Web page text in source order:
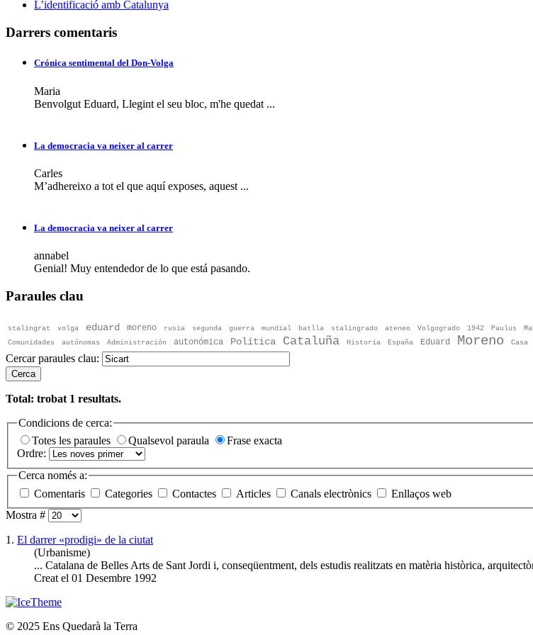
L’identificació amb Catalunya
Darrers comentaris
Crónica sentimental del Don-Volga
Maria
Benvolgut Eduard, Llegint el seu bloc, m'he quedat ...
La democracia va neixer al carrer
Carles
M’adhereixo a tot el que aquí exposes, aquest ...
La democracia va neixer al carrer
annabel
Genial! Muy entendedor de lo que está pasando.
Paraules clau
stalingrat volga eduard moreno rusia segunda guerra mundial batlla stalingrado ateneo Volgogrado 1942 Paulus
Comunidades
autónomas Administración autonómica Política Cataluña Historia España Eduard Moreno Casa
Cercar paraules clau:
Cerca
Total: trobat 1 resultats.
Condicions de cerca:
Totes les paraules
Qualsevol paraula
Frase exacta
Ordre:
Cerca només a:
Comentaris
Categories Contactes Articles Canals electrònics
Enllaços web
Mostra #
1. El darrer «prodigi» de la ciutat
(Urbanisme)
... Catalana de Belles Arts de Sant Jordi i, conseqüentment, dels estudis realitzats en matèria històrica,
Creat el 01 Desembre 1992
© 2025 Ens Quedarà la Terra